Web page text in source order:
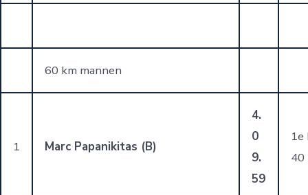
60 km mannen
1 Marc Papanikitas (B)
4.
0
9.
59
1e
40